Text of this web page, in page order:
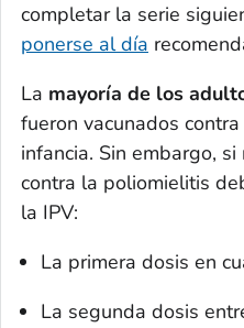
completar la serie
ponerse al día
La mayoría de los
fueron vacunados
infancia. Sin embargo,
contra la poliomielitis
la IPV:
La primera dosis en
La segunda dosis